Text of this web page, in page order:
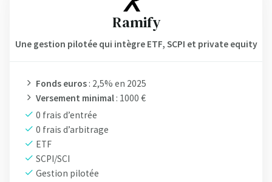
Ramify
Une gestion pilotée qui intègre ETF, SCPI et private equity
Fonds euros : 2,5% en 2025
Versement minimal : 1000 €
0 frais d’entrée
0 frais d’arbitrage
ETF
SCPI/SCI
Gestion pilotée